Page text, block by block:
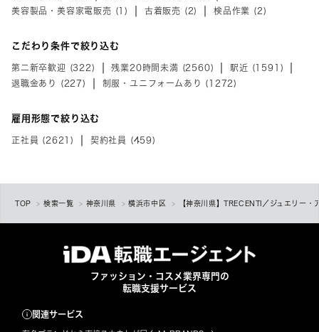
美容製品・美容家電販売 (1)
古着販売 (2) 検品作業 (2)
こだわり条件で絞り込む
第二新卒歓迎 (322) 残業20時間未満 (2560)
駅近 (1591)
退職金あり (227)
制服・ユニフォームあり (1272)
雇用形態で絞り込む
正社員 (2621) 契約社員 (459)
TOP 検索一覧 神奈川県 横浜市中区 【神奈川県】TRECENTI／ジュエリー
ファッション・コスメ業界専門の
転職支援サービス
関連サービス